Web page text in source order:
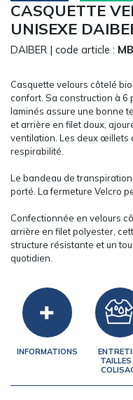
BLOG
CONTACT
MESSAGE
CASQUETTE
UNISEXE
DAIBER | code article :
Casquette velours côtelé
confort. Sa construction à
laminés assure une bonne
et arrière en filet doux,
ventilation. Les deux œillets
respirabilité.
Le bandeau de
porté. La fermeture Velcro
Confectionnée en velours
arrière en filet polyester,
structure résistante et un
quotidien.
INFORMATIONS